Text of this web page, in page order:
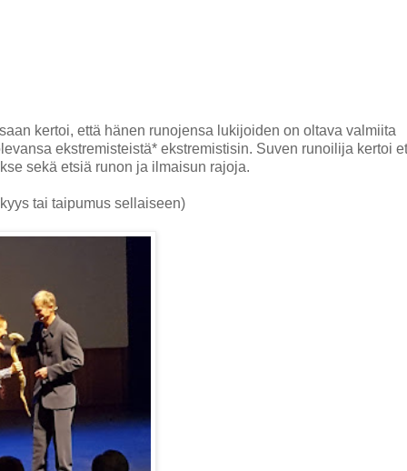
kertoi, että hänen runojensa lukijoiden on oltava valmiita
ekstremisteistä* ekstremistisin. Suven runoilija kertoi
sekä etsiä runon ja ilmaisun rajoja.
tai taipumus sellaiseen)